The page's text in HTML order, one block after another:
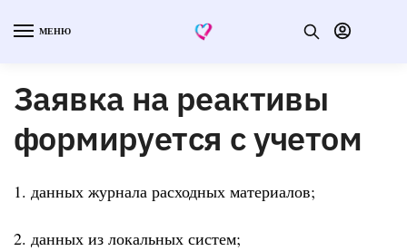
МЕНЮ
Заявка на реактивы
формируется с учетом
1. данных журнала расходных материалов;
2. данных из локальных систем;